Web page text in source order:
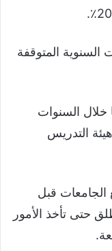
السنوية المتوقفة
خلال السنوات
التدريس
الجامعات قبل
حتى تأخذ الأمور